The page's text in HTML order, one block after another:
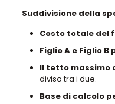
Suddivisione della
Costo totale del
Figlio A e Figlio B
Il tetto massimo
diviso tra i due.
Base di calcolo